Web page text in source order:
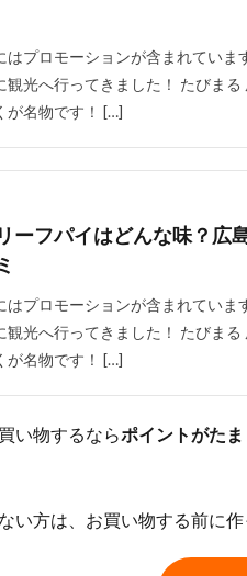
プロモーションが含まれていま
観光へ行ってきました！ たびま
が名物です！ […]
ーフパイはどんな味？広
プロモーションが含まれていま
観光へ行ってきました！ たびま
が名物です！ […]
い物するならポイントがた
い方は、お買い物する前に